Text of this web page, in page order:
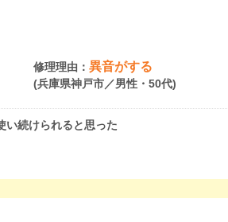
修理理由：異音がする
(兵庫県神戸市／男性・50代)
い続けられると思った